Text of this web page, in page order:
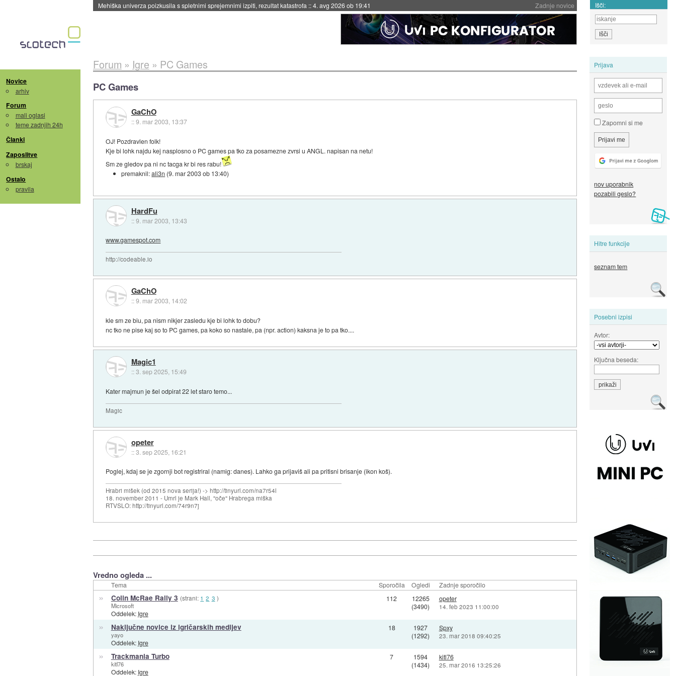
Zadnje novice
Mehiška univerza poizkusila s spletnimi sprejemnimi izpiti, rezultat katastrofa ::4. avg 2026 ob 19:41 Išči:
Novice
arhiv
Forum
mali oglasi
teme zadnjih 24h
Članki
Zaposlitve
brskaj
Ostalo
pravila
Prijava
Zapomni si me
nov uporabnik
pozabili geslo?
Hitre funkcije
seznam tem
Posebni izpisi
Avtor:
Ključna beseda:
Forum » Igre » PC Games
PC Games
GaChO
::9. mar 2003, 13:37
OJ! Pozdravlen folk!
Kje bi lohk najdu kej nasplosno o PC games pa tko za posamezne zvrsi u ANGL. napisan na netu!
Sm ze gledov pa ni nc tacga kr bi res rabu!
premaknil:ali3n (9. mar 2003 ob 13:40)
HardFu
::9. mar 2003, 13:43
www.gamespot.com
http://codeable.io
GaChO
::9. mar 2003, 14:02
kle sm ze biu, pa nism nikjer zasledu kje bi lohk to dobu?
nc tko ne pise kaj so to PC games, pa koko so nastale, pa (npr. action) kaksna je to pa tko....
Magic1
::3. sep 2025, 15:49
Kater majmun je šel odpirat 22 let staro temo...
Magic
opeter
::3. sep 2025, 16:21
Poglej, kdaj se je zgornji bot registriral (namig: danes). Lahko ga prijaviš ali pa pritisni brisanje (ikon koš).
Hrabri mišek (od 2015 nova serija!) -> http://tinyurl.com/na7r54l
18. november 2011 - Umrl je Mark Hall, "oče" Hrabrega miška
RTVSLO: http://tinyurl.com/74r9n7j
Vredno ogleda ...
Tema Sporočila Ogledi Zadnje sporočilo
» Colin McRae Rally 3 (strani: 1 2 3 )
Microsoft
Oddelek: Igre
112
12265
(3490)
opeter
14. feb 2023 11:00:00
» Naključne novice iz igričarskih medijev
yayo
Oddelek: Igre
18
1927
(1292)
Spxy
23. mar 2018 09:40:25
» Trackmania Turbo
kitl76
Oddelek: Igre
7
1594
(1434)
kitl76
25. mar 2016 13:25:26